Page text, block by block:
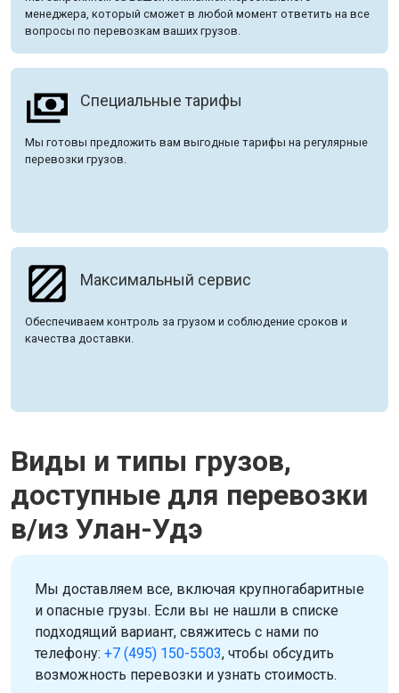
менеджера, который сможет в любой момент ответить на все
вопросы по перевозкам ваших грузов.
Специальные тарифы
Мы готовы предложить вам выгодные тарифы на регулярные
перевозки грузов.
Максимальный сервис
Обеспечиваем контроль за грузом и соблюдение сроков и
качества доставки.
Виды и типы грузов,
доступные для перевозки
в/из Улан-Удэ
Мы доставляем все, включая крупногабаритные
и опасные грузы. Если вы не нашли в списке
подходящий вариант, свяжитесь с нами по
телефону: +7 (495) 150-5503, чтобы обсудить
возможность перевозки и узнать стоимость.